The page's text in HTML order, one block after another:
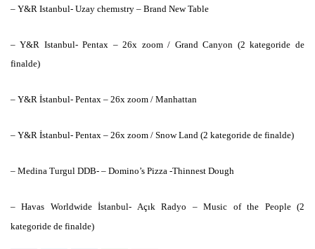
– Y&R Istanbul- Uzay chemıstry – Brand New Table
– Y&R Istanbul- Pentax – 26x zoom / Grand Canyon (2 kategoride de
finalde)
– Y&R İstanbul- Pentax – 26x zoom / Manhattan
– Y&R İstanbul- Pentax – 26x zoom / Snow Land (2 kategoride de finalde)
– Medina Turgul DDB- – Domino’s Pizza -Thinnest Dough
– Havas Worldwide İstanbul- Açık Radyo – Music of the People (2
kategoride de finalde)